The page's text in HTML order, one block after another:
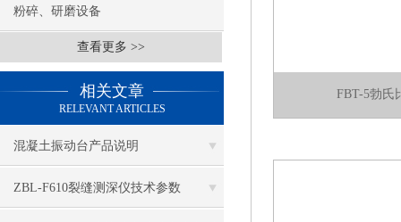
粉碎、研磨设备
查看更多 >>
相关文章
RELEVANT ARTICLES
混凝土振动台产品说明
ZBL-F610裂缝测深仪技术参数
FBT-5勃氏